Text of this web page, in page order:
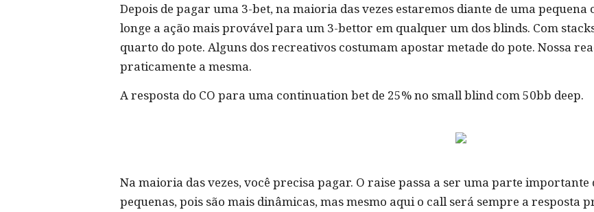
Depois de pagar uma 3-bet, na maioria das vezes estaremos diante de uma
longe a ação mais provável para um 3-bettor em qualquer um dos blinds. Com
quarto do pote. Alguns dos recreativos costumam apostar metade do pote. Nossa
praticamente a mesma.
A resposta do CO para uma continuation bet de 25% no small blind com 50bb deep.
Na maioria das vezes, você precisa pagar. O raise passa a ser uma parte
pequenas, pois são mais dinâmicas, mas mesmo aqui o call será sempre a resposta